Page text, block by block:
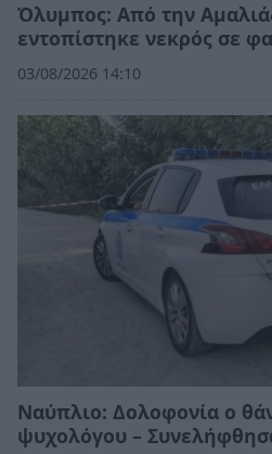
Όλυμπος: Από την
εντοπίστηκε νεκρός σε
03/08/2026 14:10
Ναύπλιο: Δολοφονία ο
ψυχολόγου –